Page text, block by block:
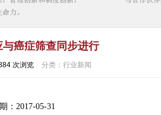
癌症筛查同步进行
次浏览 分类：行业新闻
：2017-05-31